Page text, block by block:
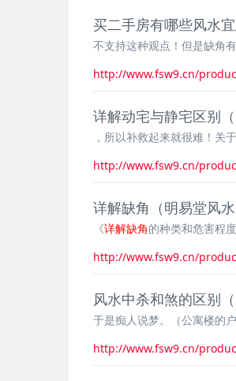
买二手房有哪些风水
不支持这种观点！但是缺角
http://www.fsw9.cn/
详解动宅与静宅区别
，所以补救起来就很难！关
http://www.fsw9.cn/
详解缺角（明易堂风水
《详解缺角的种类和危害程
http://www.fsw9.cn/
风水中杀和煞的区别
于是痴人说梦。（公寓楼的
http://www.fsw9.cn/